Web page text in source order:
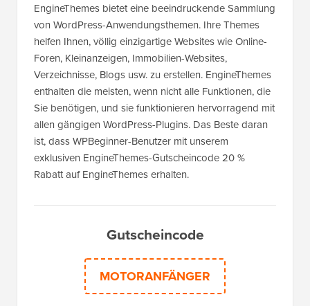
EngineThemes bietet eine beeindruckende Sammlung
von WordPress-Anwendungsthemen. Ihre Themes
helfen Ihnen, völlig einzigartige Websites wie Online-
Foren, Kleinanzeigen, Immobilien-Websites,
Verzeichnisse, Blogs usw. zu erstellen. EngineThemes
enthalten die meisten, wenn nicht alle Funktionen, die
Sie benötigen, und sie funktionieren hervorragend mit
allen gängigen WordPress-Plugins. Das Beste daran
ist, dass WPBeginner-Benutzer mit unserem
exklusiven EngineThemes-Gutscheincode 20 %
Rabatt auf EngineThemes erhalten.
Gutscheincode
MOTORANFÄNGER